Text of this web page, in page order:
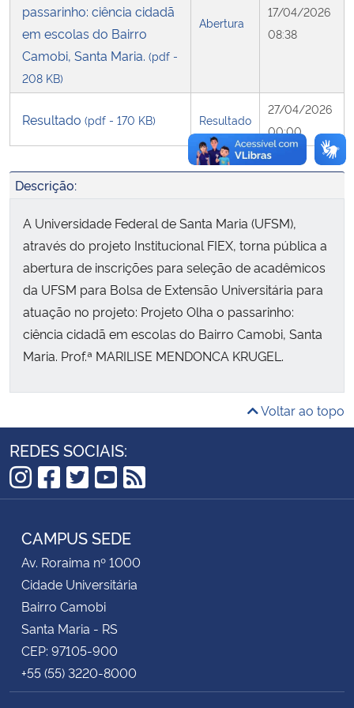
Secretaria-Geral
Secretaria de Governo
Gabinete de Segurança Institucional
Planalto
passarinho: ciência cidadã
em escolas do Bairro
Camobi, Santa Maria. (pdf -
208 KB)
Abertura
17/04/2026
08:38
Resultado (pdf - 170 KB) Resultado
27/04/2026
00:00
Descrição:
A Universidade Federal de Santa Maria (UFSM),
através do projeto Institucional FIEX, torna pública a
abertura de inscrições para seleção de acadêmicos
da UFSM para Bolsa de Extensão Universitária para
atuação no projeto: Projeto Olha o passarinho:
ciência cidadã em escolas do Bairro Camobi, Santa
Maria. Prof.ª MARILISE MENDONCA KRUGEL.
Voltar ao topo
REDES SOCIAIS:
Instagram
Facebook
Twitter
YouTube
RSS
CAMPUS SEDE
Av. Roraima nº 1000
Cidade Universitária
Bairro Camobi
Santa Maria - RS
CEP: 97105-900
+55 (55) 3220-8000